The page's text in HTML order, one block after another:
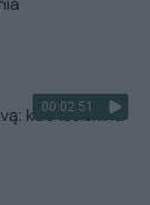
00:02:51
kuo išsiskiria